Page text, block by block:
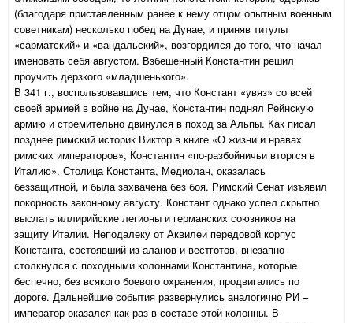
(благодаря приставленным ранее к нему отцом опытным военным
советникам) несколько побед на Дунае, и приняв титулы
«сарматский» и «вандальский», возгордился до того, что начал
именовать себя августом. Взбешенный Константин решил
проучить дерзкого «младшенького».
В 341 г., воспользовавшись тем, что Констант «увяз» со всей
своей армией в войне на Дунае, Константин поднял Рейнскую
армию и стремительно двинулся в поход за Альпы. Как писал
позднее римский историк Виктор в книге «О жизни и нравах
римских императоров», Константин «по-разбойничьи вторгся в
Италию». Столица Константа, Медиолан, оказалась
беззащитной, и была захвачена без боя. Римский Сенат изъявил
покорность законному августу. Констант однако успел скрытно
выслать иллирийские легионы и германских союзников на
защиту Италии. Неподалеку от Аквилеи передовой корпус
Константа, состоявший из аланов и вестготов, внезапно
столкнулся с походными колоннами Константина, которые
беспечно, без всякого боевого охранения, продвигались по
дороге. Дальнейшие события развернулись аналогично РИ –
император оказался как раз в составе этой колонны. В